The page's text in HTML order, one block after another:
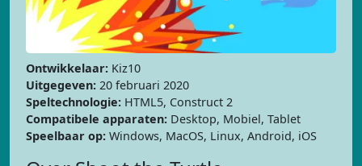
Ontwikkelaar: Kiz10
Uitgegeven: 20 februari 2020
Speltechnologie: HTML5, Construct 2
Compatibele apparaten: Desktop, Mobiel, Tablet
Speelbaar op: Windows, MacOS, Linux, Android, iOS